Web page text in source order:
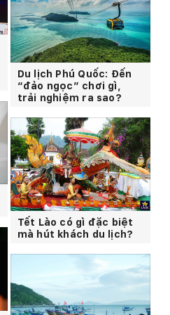
Du lịch Phú Quốc: Đến
“đảo ngọc” chơi gì,
trải nghiệm ra sao?
Tết Lào có gì đặc biệt
mà hút khách du lịch?